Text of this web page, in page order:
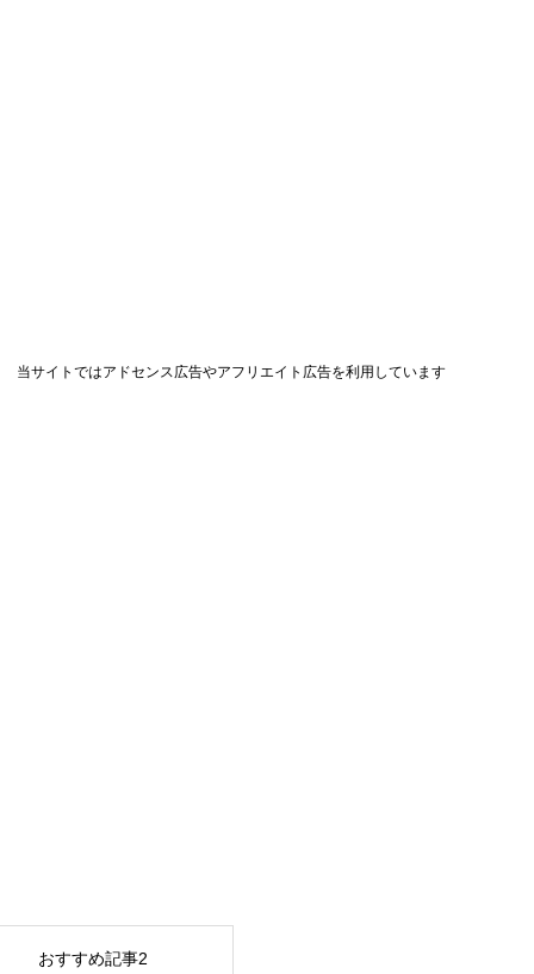
当サイトではアドセンス広告やアフリエイト広告を利用しています
おすすめ記事2